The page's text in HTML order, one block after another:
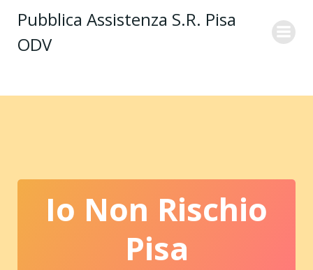
al
Pubblica Assistenza S.R. Pisa
ODV
Io Non Rischio
Pisa